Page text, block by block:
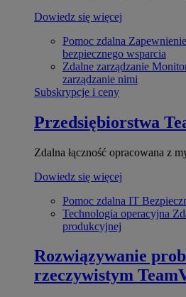
Dowiedz się więcej
Pomoc zdalna
bezpiecznego wsparcia
Zdalne zarządzanie
zarządzanie nimi
Subskrypcje i ceny
Przedsiębiorstwa
Zdalna łączność opracowana z
Dowiedz się więcej
Pomoc zdalna IT
Technologia operacyjna
produkcyjnej
Rozwiązywanie
rzeczywistym